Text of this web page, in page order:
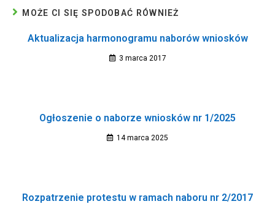
MOŻE CI SIĘ SPODOBAĆ RÓWNIEŻ
Aktualizacja harmonogramu naborów wniosków
3 marca 2017
Ogłoszenie o naborze wniosków nr 1/2025
14 marca 2025
Rozpatrzenie protestu w ramach naboru nr 2/2017